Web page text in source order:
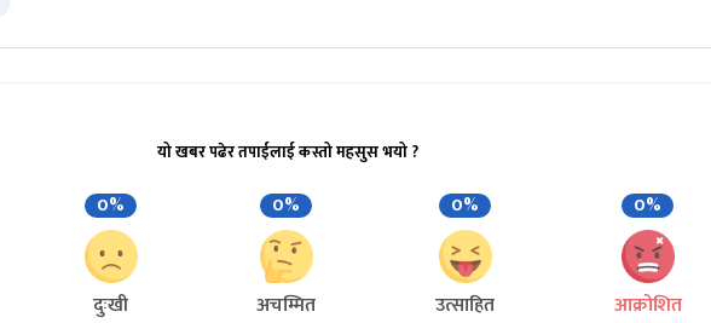
यो खबर पढेर तपाईलाई कस्तो महसुस भयो ?
0%
दुःखी
0%
अचम्मित
0%
उत्साहित
0%
आक्रोशित